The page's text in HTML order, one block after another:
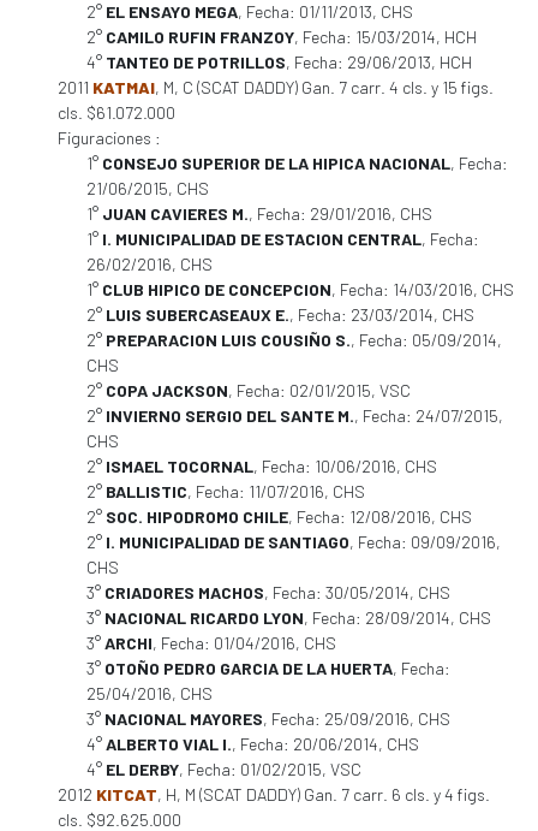
2° EL ENSAYO MEGA, Fecha: 01/11/2013, CHS
2° CAMILO RUFIN FRANZOY, Fecha: 15/03/2014, HCH
4° TANTEO DE POTRILLOS, Fecha: 29/06/2013, HCH
2011 KATMAI, M, C (SCAT DADDY) Gan. 7 carr. 4 cls. y 15 figs.
cls. $61.072.000
Figuraciones :
1° CONSEJO SUPERIOR DE LA HIPICA NACIONAL, Fecha:
21/06/2015, CHS
1° JUAN CAVIERES M., Fecha: 29/01/2016, CHS
1° I. MUNICIPALIDAD DE ESTACION CENTRAL, Fecha:
26/02/2016, CHS
1° CLUB HIPICO DE CONCEPCION, Fecha: 14/03/2016, CHS
2° LUIS SUBERCASEAUX E., Fecha: 23/03/2014, CHS
2° PREPARACION LUIS COUSIÑO S., Fecha: 05/09/2014,
CHS
2° COPA JACKSON, Fecha: 02/01/2015, VSC
2° INVIERNO SERGIO DEL SANTE M., Fecha: 24/07/2015,
CHS
2° ISMAEL TOCORNAL, Fecha: 10/06/2016, CHS
2° BALLISTIC, Fecha: 11/07/2016, CHS
2° SOC. HIPODROMO CHILE, Fecha: 12/08/2016, CHS
2° I. MUNICIPALIDAD DE SANTIAGO, Fecha: 09/09/2016,
CHS
3° CRIADORES MACHOS, Fecha: 30/05/2014, CHS
3° NACIONAL RICARDO LYON, Fecha: 28/09/2014, CHS
3°ARCHI, Fecha: 01/04/2016, CHS
3° OTOÑO PEDRO GARCIA DE LA HUERTA, Fecha:
25/04/2016, CHS
3° NACIONAL MAYORES, Fecha: 25/09/2016, CHS
4°ALBERTO VIAL I., Fecha: 20/06/2014, CHS
4° EL DERBY, Fecha: 01/02/2015, VSC
2012 KITCAT, H, M (SCAT DADDY) Gan. 7 carr. 6 cls. y 4 figs.
cls. $92.625.000